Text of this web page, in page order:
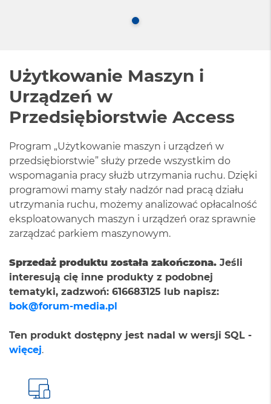
Użytkowanie Maszyn i
Urządzeń w
Przedsiębiorstwie Access
Program „Użytkowanie maszyn i urządzeń w
przedsiębiorstwie” służy przede wszystkim do
wspomagania pracy służb utrzymania ruchu. Dzięki
programowi mamy stały nadzór nad pracą działu
utrzymania ruchu, możemy analizować opłacalność
eksploatowanych maszyn i urządzeń oraz sprawnie
zarządzać parkiem maszynowym.
Sprzedaż produktu została zakończona. Jeśli
interesują cię inne produkty z podobnej
tematyki, zadzwoń: 616683125 lub napisz:
bok@forum-media.pl
Ten produkt dostępny jest nadal w wersji SQL -
więcej.